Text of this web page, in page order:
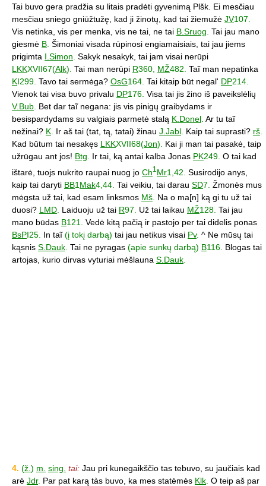
Tai buvo gera pradžia su litais pradėti gyvenimą Plšk. Ei mesčiau
mesčiau sniego gniūžtužę, kad ji žinotų, kad tai žiemužė JV107.
Vis netinka, vis per menka, vis ne tai, ne tai B.Sruog. Tai jau mano
giesmė B. Šimoniai visada rūpinosi engiamaisiais, tai jau jiems
prigimta I.Simon. Sakyk nesakyk, tai jam visai nerūpi
LKKXVII67(Alk). Tai man nerūpi R360, MŽ482. Taĩ man nepatinka
KI299. Tavo tai sermėga? OsG164. Tai kitaip būt negal' DP214.
Vienok tai visa buvo privalu DP176. Visa tai jis žino iš paveikslėlių
V.Bub. Bet dar taĩ negana: jis vis pinigų graibydams ir
besispardydams su valgiais parmetė stalą K.Donel. Ar tu taĩ
nežinai? K. Ir aš tai (tat, tą, tatai) žinau J.Jabl. Kaip tai suprasti? rš.
Kad būtum tai nesakęs LKKXVII68(Jon). Kai ji man tai pasakė, taip
užrūgau ant jos! Btg. Ir tai, ką antai kalba Jonas PK249. O tai kad
ištarė, tuojs nukrito raupai nuog jo Ch1 Mr1,42. Susirodijo anys,
kaip tai daryti BB1 Mak4,44. Tai veikiu, tai darau SD7. Žmonės mus
mėgsta už tai, kad esam linksmos Mš Na o ma[n] ką gi tu už tai
duosi? LMD Laiduoju už tai R97. Už tai laikau MŽ128. Tai jau
mano būdas B121.
Vedė kitą pačią ir pastojo per tai didelis ponas
BsPI25. In taĩ(į tokį darbą) tai jau netikus visai Pv. ^ Ne mūsų tai
kąsnis S.Dauk Tai ne pyragas (apie sunkų darbą) B116. Blogas tai
artojas, kurio dirvas vyturiai mėšlauna S.Dauk
4. (ž. ) m. sing. tai: Jau pri kunegaikščio tas tebuvo, su jaučiais kad
arė Jdr. Par pat karą tàs buvo, ka mes statėmės Klk O teip aš par